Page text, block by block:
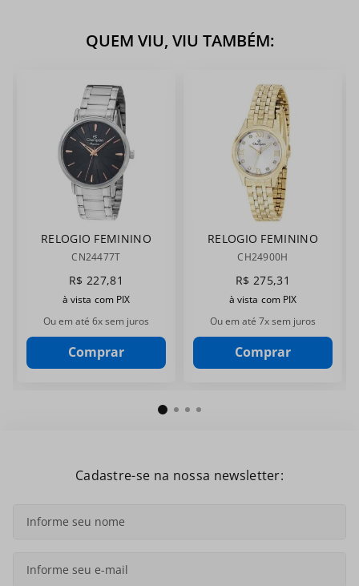
QUEM VIU, VIU TAMBÉM:
RELOGIO FEMININO
CHAMPION
CN24477T
R$ 227,81
à vista com PIX
Ou em até 6x sem juros
Comprar
RELOGIO FEMININO
CHAMPION
CH24900H
R$ 275,31
à vista com PIX
Ou em até 7x sem juros
Comprar
Cadastre-se na nossa newsletter: